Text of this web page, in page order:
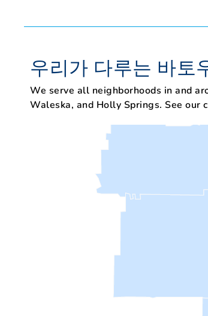
우리가 다루는 바토
We serve all neighborhoods in and
Waleska, and Holly Springs. See our